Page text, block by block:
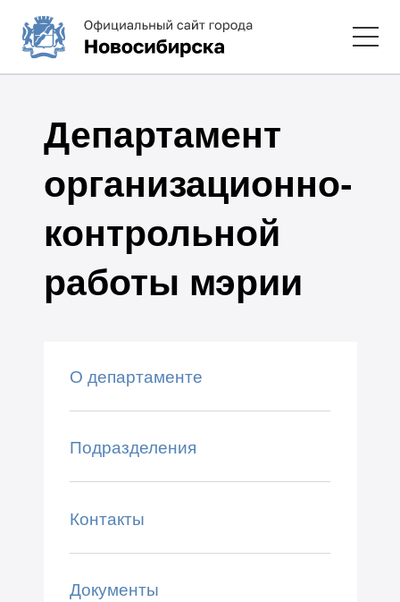
Департамент
организационно-
контрольной
работы мэрии
О департаменте
Подразделения
Контакты
Документы